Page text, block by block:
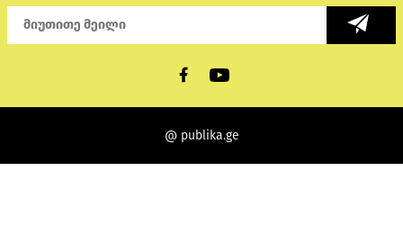
@ publika.ge